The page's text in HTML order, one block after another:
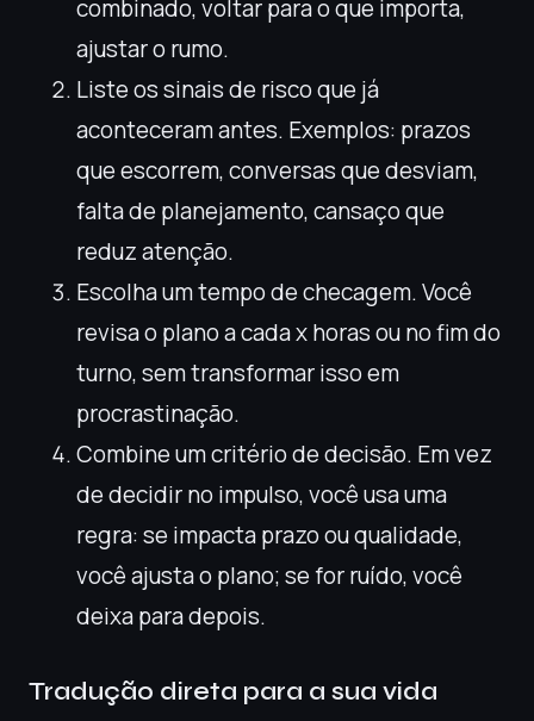
combinado, voltar para o que importa,
ajustar o rumo.
Liste os sinais de risco que já
aconteceram antes. Exemplos: prazos
que escorrem, conversas que desviam,
falta de planejamento, cansaço que
reduz atenção.
Escolha um tempo de checagem. Você
revisa o plano a cada x horas ou no fim do
turno, sem transformar isso em
procrastinação.
Combine um critério de decisão. Em vez
de decidir no impulso, você usa uma
regra: se impacta prazo ou qualidade,
você ajusta o plano; se for ruído, você
deixa para depois.
Tradução direta para a sua vida